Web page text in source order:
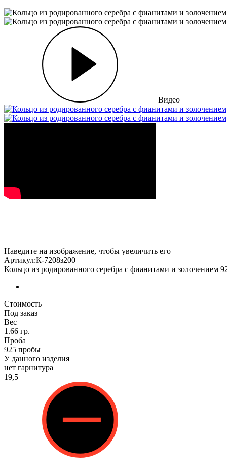
Видео
Наведите на изображение, чтобы увеличить его
Артикул:К-7208з200
Кольцо из родированного серебра с фианитами и золочением
Стоимость
Под заказ
Вес
1.66 гр.
Проба
925 пробы
У данного изделия
нет гарнитура
19,5